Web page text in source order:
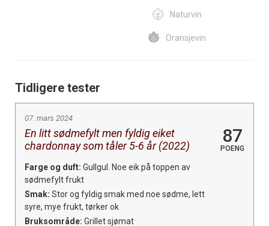
Naturvin
Oransjevin
Tidligere tester
07. mars 2024
En litt sødmefylt men fyldig eiket
chardonnay som tåler 5-6 år (2022)
87
POENG
Farge og duft: Gullgul. Noe eik på toppen av
sødmefylt frukt
Smak: Stor og fyldig smak med noe sødme, lett
syre, mye frukt, tørker ok
Bruksområde: Grillet sjømat